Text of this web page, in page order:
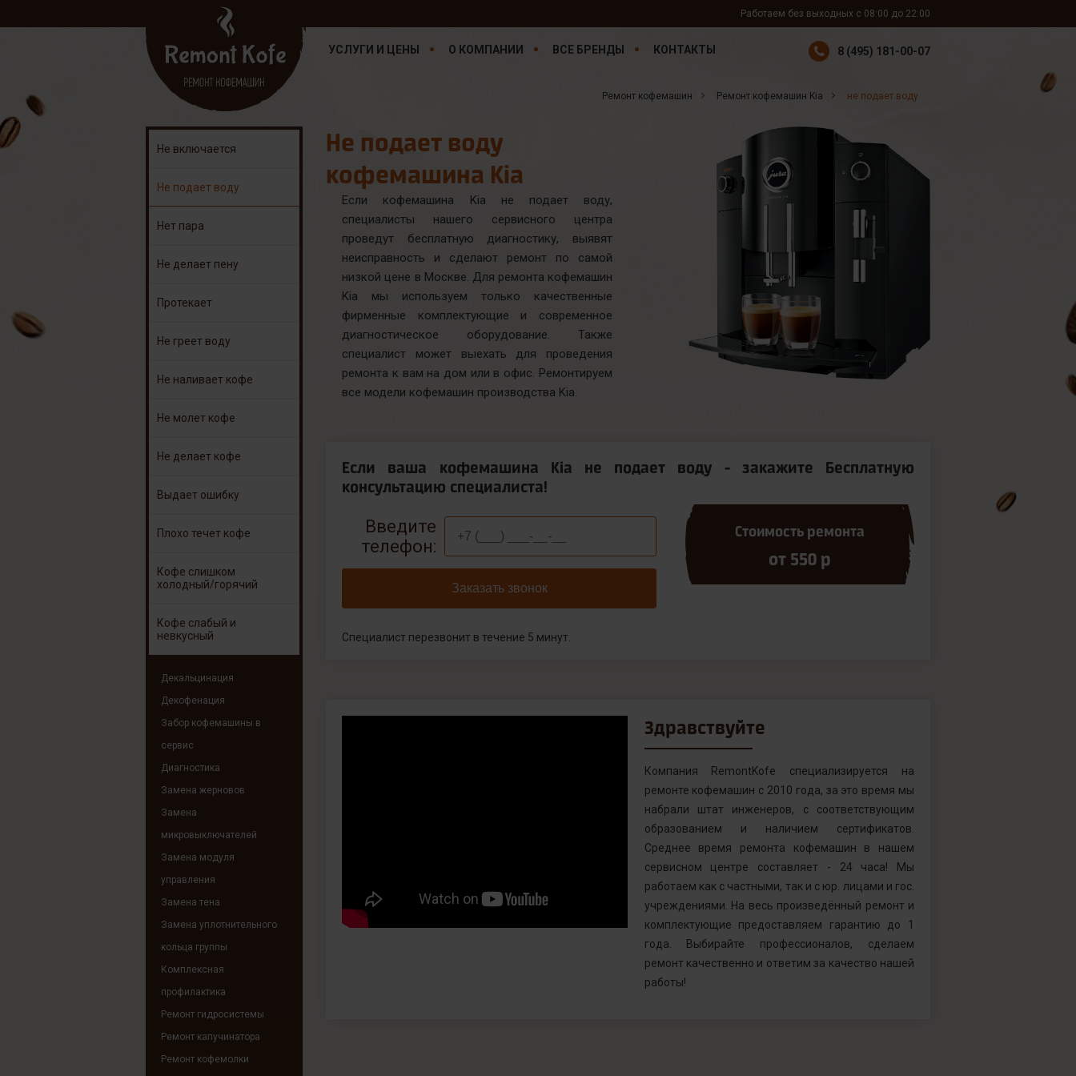
Работаем без выходных с 08:00 до 22:00
УСЛУГИ И ЦЕНЫ О КОМПАНИИ ВСЕ БРЕНДЫ КОНТАКТЫ 8 (495) 181-00-07
Ремонт кофемашин Ремонт кофемашин Kia не подает воду
Не включается
Не подает воду
Нет пара
Не делает пену
Протекает
Не греет воду
Не наливает кофе
Не молет кофе
Не делает кофе
Выдает ошибку
Плохо течет кофе
Кофе слишком
холодный/горячий
Кофе слабый и
невкусный
Декальцинация
Декофенация
Забор кофемашины в
сервис
Диагностика
Замена жерновов
Замена
микровыключателей
Замена модуля
управления
Замена тена
Замена уплотнительного
кольца группы
Комплексная
профилактика
Ремонт гидросистемы
Ремонт капучинатора
Ремонт кофемолки
Не подает воду
кофемашина Kia
Если кофемашина Kia не подает воду,
специалисты нашего сервисного центра
проведут бесплатную диагностику, выявят
неисправность и сделают ремонт по самой
низкой цене в Москве. Для ремонта кофемашин
Kia мы используем только качественные
фирменные комплектующие и современное
диагностическое оборудование. Также
специалист может выехать для проведения
ремонта к вам на дом или в офис. Ремонтируем
все модели кофемашин производства Kia.
Если ваша кофемашина Kia не подает воду - закажите Бесплатную
консультацию специалиста!
Стоимость ремонта
от 550 р
Введите
телефон:
Заказать звонок
Специалист перезвонит в течение 5 минут.
Здравствуйте
Компания RemontKofe специализируется на
ремонте кофемашин с 2010 года, за это время мы
набрали штат инженеров, с соответствующим
образованием и наличием сертификатов.
Среднее время ремонта кофемашин в нашем
сервисном центре составляет - 24 часа! Мы
работаем как с частными, так и с юр. лицами и гос.
учреждениями. На весь произведённый ремонт и
комплектующие предоставляем гарантию до 1
года. Выбирайте профессионалов, сделаем
ремонт качественно и ответим за качество нашей
работы!